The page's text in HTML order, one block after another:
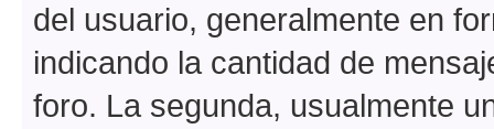
del usuario, generalmente en
indicando la cantidad de
foro. La segunda, usualmente